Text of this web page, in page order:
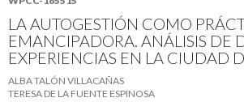
LA AUTOGESTIÓN COMO
EMANCIPADORA. ANÁLISIS DE
EXPERIENCIAS EN LA CIUDAD
ALBA TALÓN VILLACAÑAS
TERESA DE LA FUENTE ESPINOSA